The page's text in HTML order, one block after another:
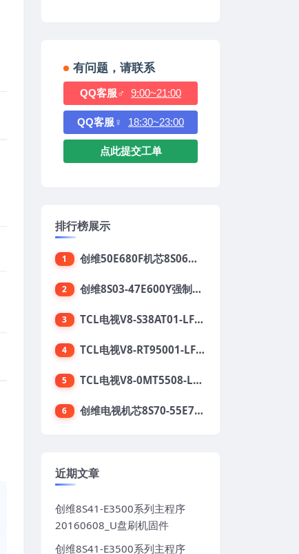
有问题，请联系
QQ客服♂ 9:00~21:00
QQ客服♀ 18:30~23:00
点此提交工单
排行榜展示
1 创维50E680F机芯8S06强制升级刷机包
2 创维8S03-47E600Y强制升级软件刷机电视固件包
3 TCL电视V8-S38AT01-LF1V123版本强刷电视固件包下载
4 TCL电视V8-RT95001-LF1V215版本强刷电视固件包下载
5 TCL电视V8-0MT5508-LF1V362版本强刷电视固件包下载
6 创维电视机芯8S70-55E710S系列酷开5.05刷机固件
近期文章
创维8S41-E3500系列主程序
20160608_U盘刷机固件
创维8S41-E3500系列主程序